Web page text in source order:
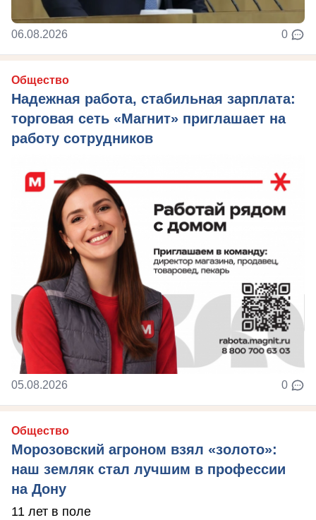
06.08.2026 0
Общество
Надежная работа, стабильная зарплата:
торговая сеть «Магнит» приглашает на
работу сотрудников
05.08.2026 0
Общество
Морозовский агроном взял «золото»:
наш земляк стал лучшим в профессии
на Дону
11 лет в поле